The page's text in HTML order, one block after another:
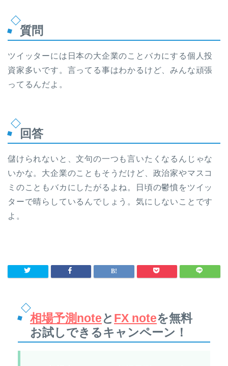
質問
ツイッターには日本の大企業のことバカにする個人投
資家多いです。言ってる事はわかるけど、みんな頑張
ってるんだよ。
回答
儲けられないと、文句の一つも言いたくなるんじゃな
いかな。大企業のこともそうだけど、政治家やマスコ
ミのこともバカにしたがるよね。日頃の鬱憤をツイッ
ターで晴らしているんでしょう。気にしないことです
よ。
相場予測noteとFX noteを無料
お試しできるキャンペーン！